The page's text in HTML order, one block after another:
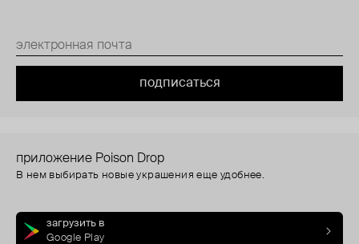
подписаться
приложение Poison Drop
В нем выбирать новые украшения еще удобнее.
загрузить в
Google Play